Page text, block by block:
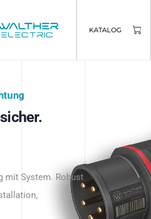
KATALOG
hier.
mit System. Robust
und